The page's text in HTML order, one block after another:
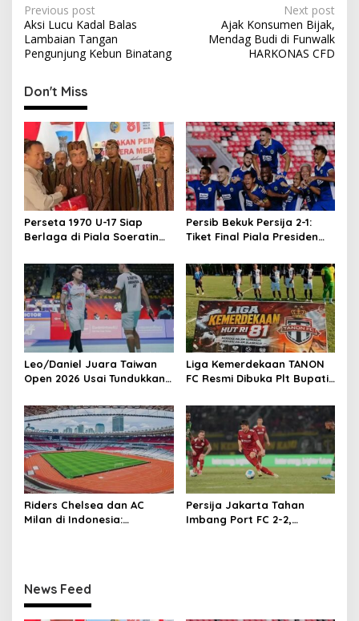
P
o
s
t
n
a
v
i
g
a
t
i
o
n
Previous post
Aksi Lucu Kadal Balas
Lambaian Tangan
Pengunjung Kebun Binatang
Next post
Ajak Konsumen Bijak,
Mendag Budi di Funwalk
HARKONAS CFD
Don't Miss
Perseta 1970 U-17 Siap
Berlaga di Piala Soeratin
Bupati Tulungagung
Persib Bekuk Persija 2-1:
Tiket Final Piala Presiden
Leo/Daniel Juara Taiwan
Open 2026 Usai Tundukkan
Liga Kemerdekaan TANON
FC Resmi Dibuka Plt Bupati
Riders Chelsea dan AC
Milan di Indonesia:
Persija Jakarta Tahan
Imbang Port FC 2-2,
News Feed